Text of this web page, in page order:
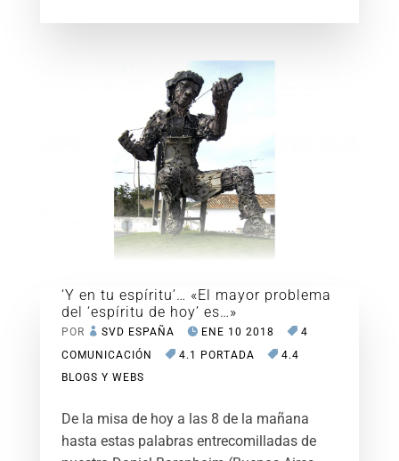
‘Y en tu espíritu’… «El mayor problema
del ‘espíritu de hoy’ es…»
POR SVD ESPAÑA ENE 10 2018
4
COMUNICACIÓN
4.1 PORTADA
4.4
BLOGS Y WEBS
De la misa de hoy a las 8 de la mañana
hasta estas palabras entrecomilladas de